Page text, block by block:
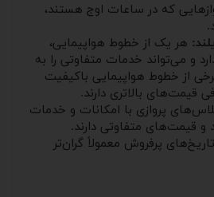
که در ساعات اوج هستند،
هر یک از خطوط هواپیمایی،
و می‌تواند خدمات متفاوتی را به
از خطوط هواپیمایی باکیفیت
قیمت‌های بالاتری دارند.
پروازی با امکانات و خدمات
قیمت‌های متفاوتی دارند.
تاریخ‌های پرفروش معمولاً گران‌تر